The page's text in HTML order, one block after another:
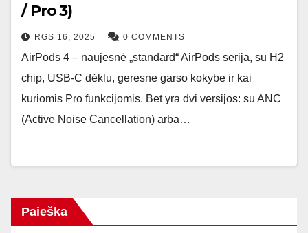
/ Pro 3)
RGS 16, 2025 0 COMMENTS
AirPods 4 – naujesnė „standard“ AirPods serija, su H2
chip, USB-C dėklu, geresne garso kokybe ir kai
kuriomis Pro funkcijomis. Bet yra dvi versijos: su ANC
(Active Noise Cancellation) arba…
Paieška